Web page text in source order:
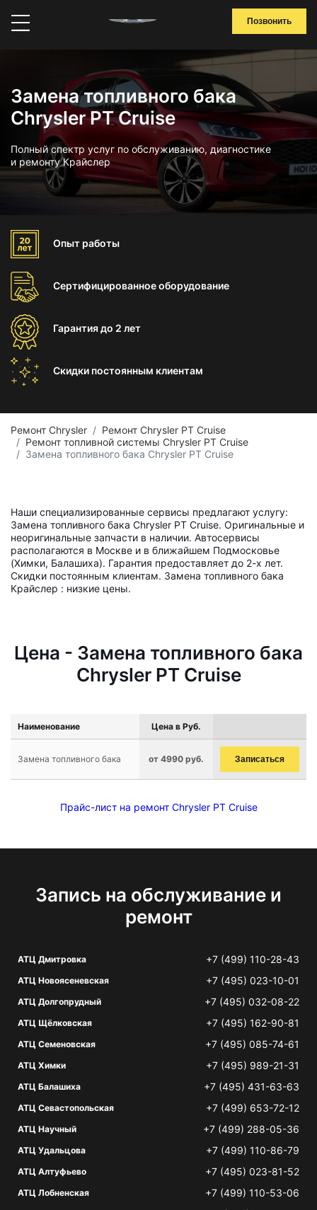
Позвонить
Замена топливного бака
Chrysler PT Cruise
Полный спектр услуг по обслуживанию, диагностике
и ремонту Крайслер
Опыт работы
Сертифицированноеоборудование
Гарантиядо 2 лет
Скидки постоянным клиентам
Ремонт Chrysler
Ремонт Chrysler PT Cruise
Ремонт топливной системы Chrysler PT Cruise
Замена топливного бака Chrysler PT Cruise
Наши специализированные сервисы предлагают услугу:
Замена топливного бака Chrysler PT Cruise. Оригинальные и
неоригинальные запчасти в наличии. Автосервисы
располагаются в Москве и в ближайшем Подмосковье
(Химки, Балашиха). Гарантия предоставляет до 2-х лет.
Скидки постоянным клиентам. Замена топливного бака
Крайслер : низкие цены.
Цена - Замена топливного бака
Chrysler PT Cruise
Наименование Цена в Руб.
Замена топливного бака от 4990 руб. Записаться
Прайс-лист на ремонт Chrysler PT Cruise
Запись на обслуживание и
ремонт
АТЦ Дмитровка +7 (499) 110-28-43
АТЦ Новоясеневская +7 (495) 023-10-01
АТЦ Долгопрудный +7 (495) 032-08-22
АТЦ Щёлковская +7 (495) 162-90-81
АТЦ Семеновская +7 (495) 085-74-61
АТЦ Химки +7 (495) 989-21-31
АТЦ Балашиха +7 (495) 431-63-63
АТЦ Севастопольская +7 (499) 653-72-12
АТЦ Научный +7 (499) 288-05-36
АТЦ Удальцова +7 (499) 110-86-79
АТЦ Алтуфьево +7 (495) 023-81-52
АТЦ Лобненская +7 (499) 110-53-06